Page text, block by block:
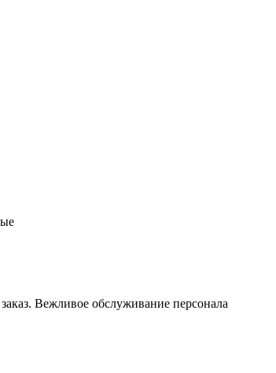
Вежливое обслуживание персонала